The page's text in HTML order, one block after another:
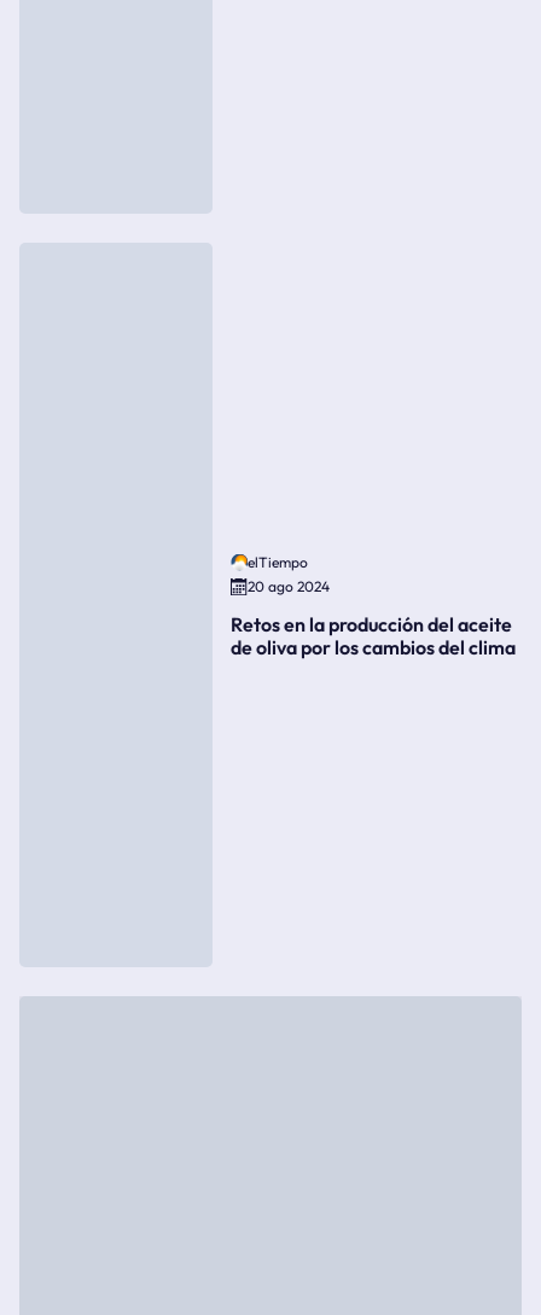
elTiempo
20 ago 2024
Retos en la producción del aceite
de oliva por los cambios del clima